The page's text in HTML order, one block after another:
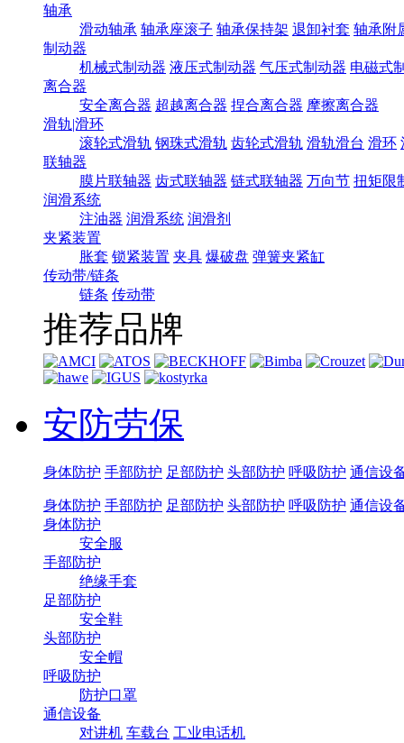
轴承
滑动轴承 轴承座滚子 轴承保持架 退卸衬套 轴承附
制动器
机械式制动器 液压式制动器 气压式制动器 电磁式
离合器
安全离合器 超越离合器 捏合离合器 摩擦离合器
滑轨|滑环
滚轮式滑轨 钢珠式滑轨 齿轮式滑轨 滑轨滑台 滑环
联轴器
膜片联轴器 齿式联轴器 链式联轴器 万向节 扭矩限
润滑系统
注油器 润滑系统 润滑剂
夹紧装置
胀套 锁紧装置 夹具 爆破盘 弹簧夹紧缸
传动带/链条
链条 传动带
推荐品牌
安防劳保
身体防护 手部防护 足部防护 头部防护 呼吸防护 通信设
身体防护 手部防护 足部防护 头部防护 呼吸防护 通信设
身体防护
安全服
手部防护
绝缘手套
足部防护
安全鞋
头部防护
安全帽
呼吸防护
防护口罩
通信设备
对讲机 车载台 工业电话机